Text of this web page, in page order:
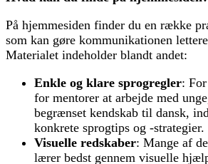
På hjemmesiden finder du en række
som kan gøre kommunikationen
Materialet indeholder blandt andet:
Enkle og klare sprogregler:
for mentorer at arbejde med
begrænset kendskab til dansk,
konkrete sprogtips og -strategier.
Visuelle redskaber: Mange af
lærer bedst gennem visuelle